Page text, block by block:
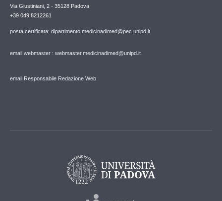
Via Giustiniani, 2 - 35128 Padova
+39 049 8212261
posta certificata: dipartimento.medicinadimed@pec.unipd.it
email webmaster : webmaster.medicinadimed@unipd.it
email Responsabile Redazione Web